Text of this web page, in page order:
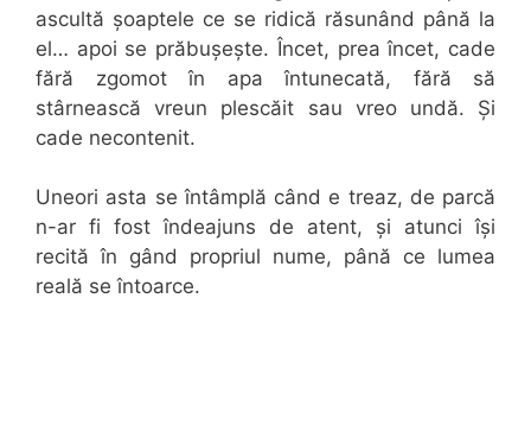
ascultă șoaptele ce se ridică răsunând până la
el… apoi se prăbușește. Încet, prea încet, cade
fără zgomot în apa întunecată, fără să
stârnească vreun plescăit sau vreo undă. Și
cade necontenit.
Uneori asta se întâmplă când e treaz, de parcă
n-ar fi fost îndeajuns de atent, și atunci își
recită în gând propriul nume, până ce lumea
reală se întoarce.